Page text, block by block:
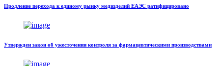
Продление перехода к единому рынку медизделий ЕАЭС ратифицировано
Утвержден закон об ужесточении контроля за фармацевтическими производствами